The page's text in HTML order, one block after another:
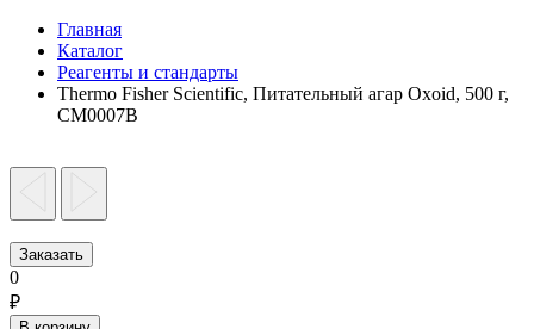
Главная
Каталог
Реагенты и стандарты
Thermo Fisher Scientific, Питательный агар Oxoid, 500 г,
CM0007B
Заказать
0
₽